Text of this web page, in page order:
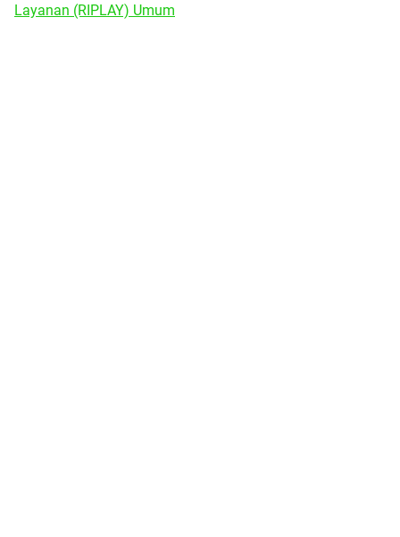
Layanan (RIPLAY) Umum